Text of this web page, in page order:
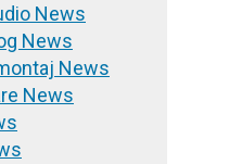
News
News
News
News